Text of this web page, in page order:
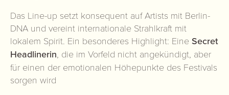
Das Line-up setzt konsequent auf Artists mit Berlin-
DNA und vereint internationale Strahlkraft mit
lokalem Spirit. Ein besonderes Highlight: Eine Secret
Headlinerin, die im Vorfeld nicht angekündigt, aber
für einen der emotionalen Höhepunkte des Festivals
sorgen wird